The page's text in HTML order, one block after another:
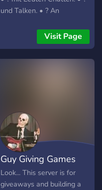
und Talken. • ? An
Coole Rollen bekommen. •
? Musik hören in
verschiedenen Talks. • ?
Visit Page
Guy Giving Games
Look... This server is for
giveaways and building a